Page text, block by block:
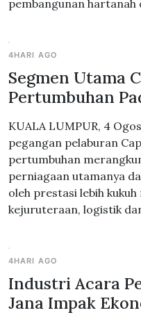
pembangunan
4HARI AGO
Segmen Utama
Pertumbuhan
KUALA LUMPUR, 4
pegangan pelaburan
pertumbuhan
perniagaan utamanya
oleh prestasi lebih
kejuruteraan, logistik
4HARI AGO
Industri Acara
Jana Impak